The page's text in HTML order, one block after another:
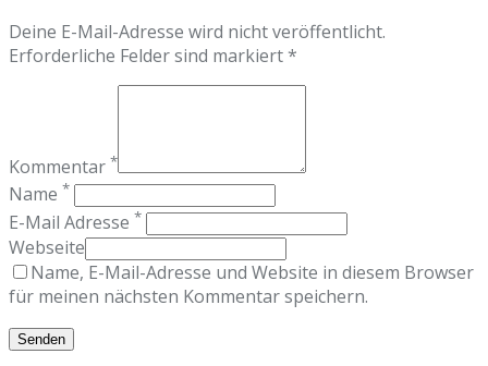
Deine E-Mail-Adresse wird nicht veröffentlicht.
Erforderliche Felder sind markiert *
Kommentar *
Name *
E-Mail Adresse *
Webseite
Name, E-Mail-Adresse und Website in diesem Browser
für meinen nächsten Kommentar speichern.